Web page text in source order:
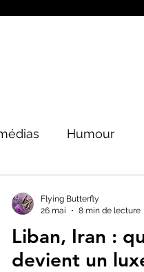
Humour
Liban, Iran :
devient un
Flying Butterfly
26 mai
8 min de lecture